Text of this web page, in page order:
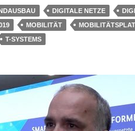
DIGITALE NETZE
MOBILITÄT
T-SYSTEMS